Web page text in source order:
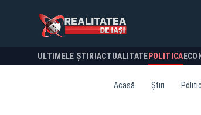
ULTIMELE ȘTIRI ACTUALITATE POLITICA
Acasă Știri